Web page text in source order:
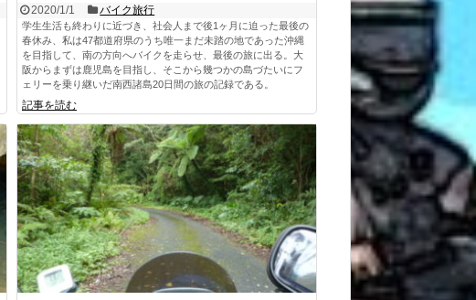
2020/1/1 バイク旅行
学生生活も終わりに近づき、社会人まで後1ヶ月に迫った最後の
春休み、私は47都道府県のうち唯一まだ未踏の地であった沖縄
を目指して、南の方向へバイクを走らせ、最後の旅に出る。大
阪からまずは鹿児島を目指し、そこから幾つかの島づたいにフ
ェリーを乗り継いだ南西諸島20日間の旅の記録である。
記事を読む